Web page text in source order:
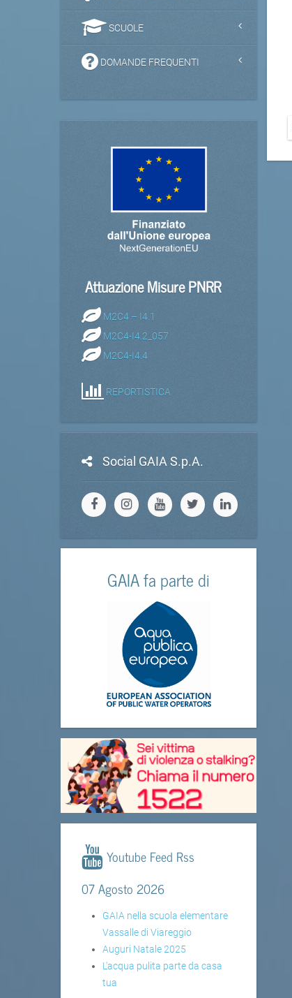
SCUOLE
DOMANDE FREQUENTI
Attuazione Misure PNRR
M2C4 – I4.1
M2C4-I4.2_057
M2C4-I4.4
REPORTISTICA
Social GAIA S.p.A.
GAIA fa parte di
Youtube Feed Rss
07 Agosto 2026
GAIA nella scuola elementare
Vassalle di Viareggio
Auguri Natale 2025
L'acqua pulita parte da casa
tua